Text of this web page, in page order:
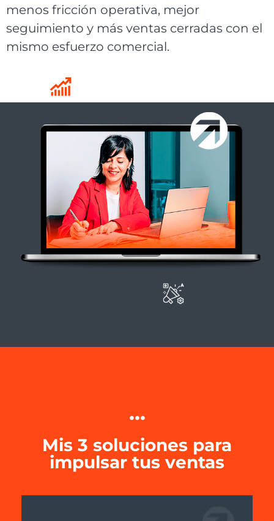
menos fricción operativa, mejor
seguimiento y más ventas cerradas con el
mismo esfuerzo comercial.
...
Mis 3 soluciones para
impulsar tus ventas